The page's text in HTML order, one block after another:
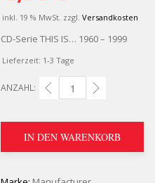
inkl. 19 % MwSt. zzgl. Versandkosten
CD-Serie THIS IS… 1960 – 1999
Lieferzeit: 1-3 Tage
ANZAHL: VERSCHIEDENE
IN DEN WARENKORB